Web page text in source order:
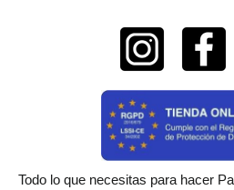
Todo lo que necesitas para hacer